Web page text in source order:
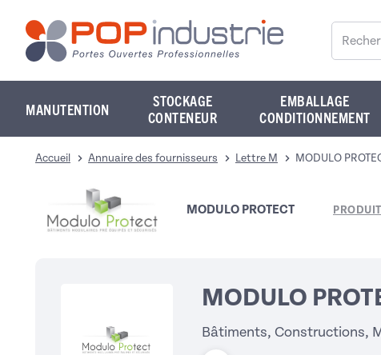
MANUTENTION
STOCKAGE
CONTENEUR
EMBALLAGE
CONDITIONNEMENT
Accueil Annuaire des fournisseurs Lettre M MODULO
MODULO PROTECT
MODULO
Bâtiments, Constructions,